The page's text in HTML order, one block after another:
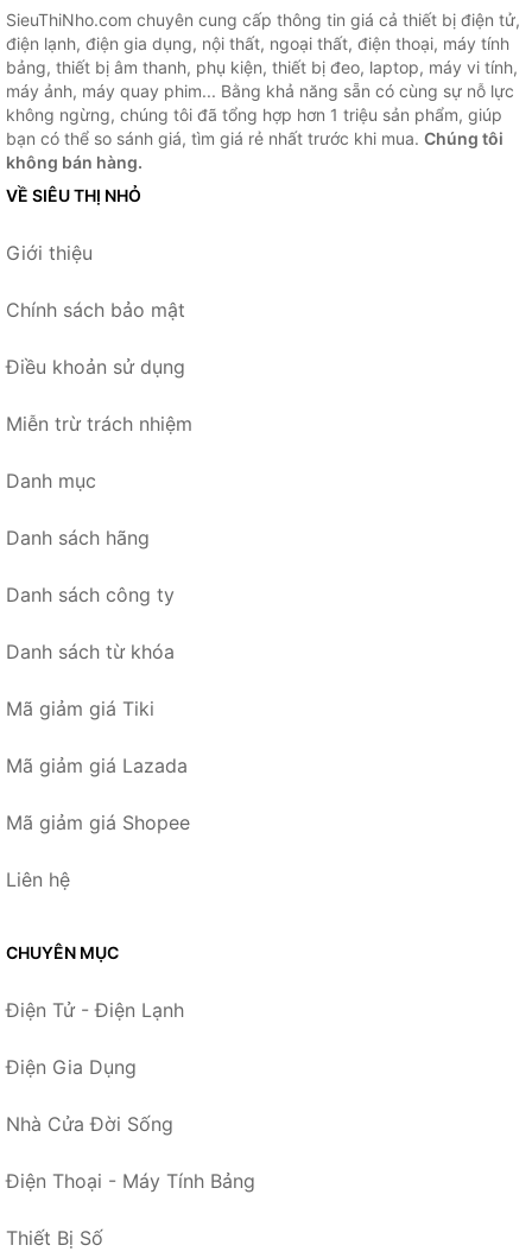
SieuThiNho.com chuyên cung cấp thông tin giá cả thiết bị điện tử,
điện lạnh, điện gia dụng, nội thất, ngoại thất, điện thoại, máy tính
bảng, thiết bị âm thanh, phụ kiện, thiết bị đeo, laptop, máy vi tính,
máy ảnh, máy quay phim... Bằng khả năng sẵn có cùng sự nỗ lực
không ngừng, chúng tôi đã tổng hợp hơn 1 triệu sản phẩm, giúp
bạn có thể so sánh giá, tìm giá rẻ nhất trước khi mua. Chúng tôi
không bán hàng.
VỀ SIÊU THỊ NHỎ
Giới thiệu
Chính sách bảo mật
Điều khoản sử dụng
Miễn trừ trách nhiệm
Danh mục
Danh sách hãng
Danh sách công ty
Danh sách từ khóa
Mã giảm giá Tiki
Mã giảm giá Lazada
Mã giảm giá Shopee
Liên hệ
CHUYÊN MỤC
Điện Tử - Điện Lạnh
Điện Gia Dụng
Nhà Cửa Đời Sống
Điện Thoại - Máy Tính Bảng
Thiết Bị Số